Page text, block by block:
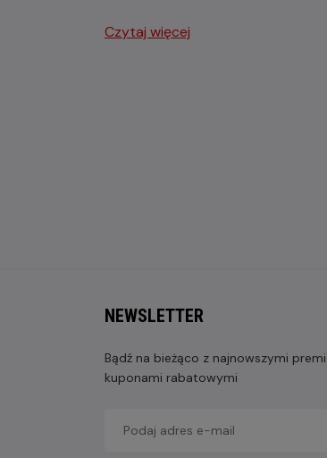
Czytaj więcej
NEWSLETTER
Bądź na bieżąco z najnowszymi
kuponami rabatowymi